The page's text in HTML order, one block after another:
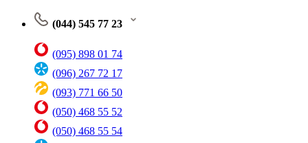
(044) 545 77 23
(095) 898 01 74
(096) 267 72 17
(093) 771 66 50
(050) 468 55 52
(050) 468 55 54